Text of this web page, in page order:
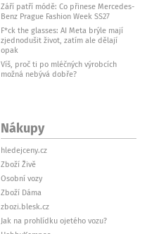
Září patří módě: Co přinese Mercedes-
Benz Prague Fashion Week SS27
F*ck the glasses: AI Meta brýle mají
zjednodušit život, zatím ale dělají
opak
Víš, proč ti po mléčných výrobcích
možná nebývá dobře?
Nákupy
hledejceny.cz
Zboží Živě
Osobní vozy
Zboží Dáma
zbozi.blesk.cz
Jak na prohlídku ojetého vozu?